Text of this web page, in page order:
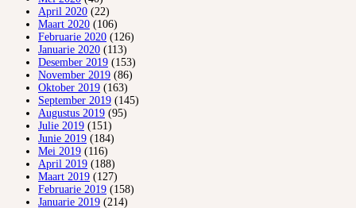
April 2020 (22)
Maart 2020 (106)
Februarie 2020 (126)
Januarie 2020 (113)
Desember 2019 (153)
November 2019 (86)
Oktober 2019 (163)
September 2019 (145)
Augustus 2019 (95)
Julie 2019 (151)
Junie 2019 (184)
Mei 2019 (116)
April 2019 (188)
Maart 2019 (127)
Februarie 2019 (158)
Januarie 2019 (214)